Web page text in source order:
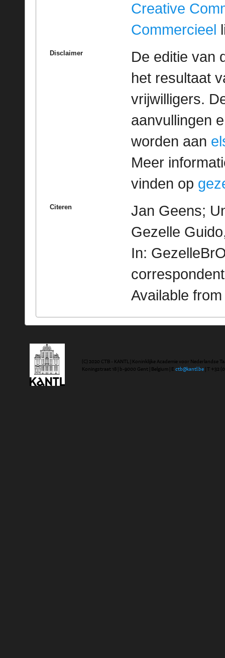
Creative
Commercieel
Disclaimer
De editie van
het resultaat
vrijwilligers.
aanvullingen
worden aan
Meer
vinden op
Citeren
Jan Geens;
Gezelle
In:
Available
(C) 2020 CTB - KANTL | Koninklijke Academie voor Nederlandse
Koningstraat 18 | b-9000 Gent | Belgium | E ctb@kantl.be | T +32